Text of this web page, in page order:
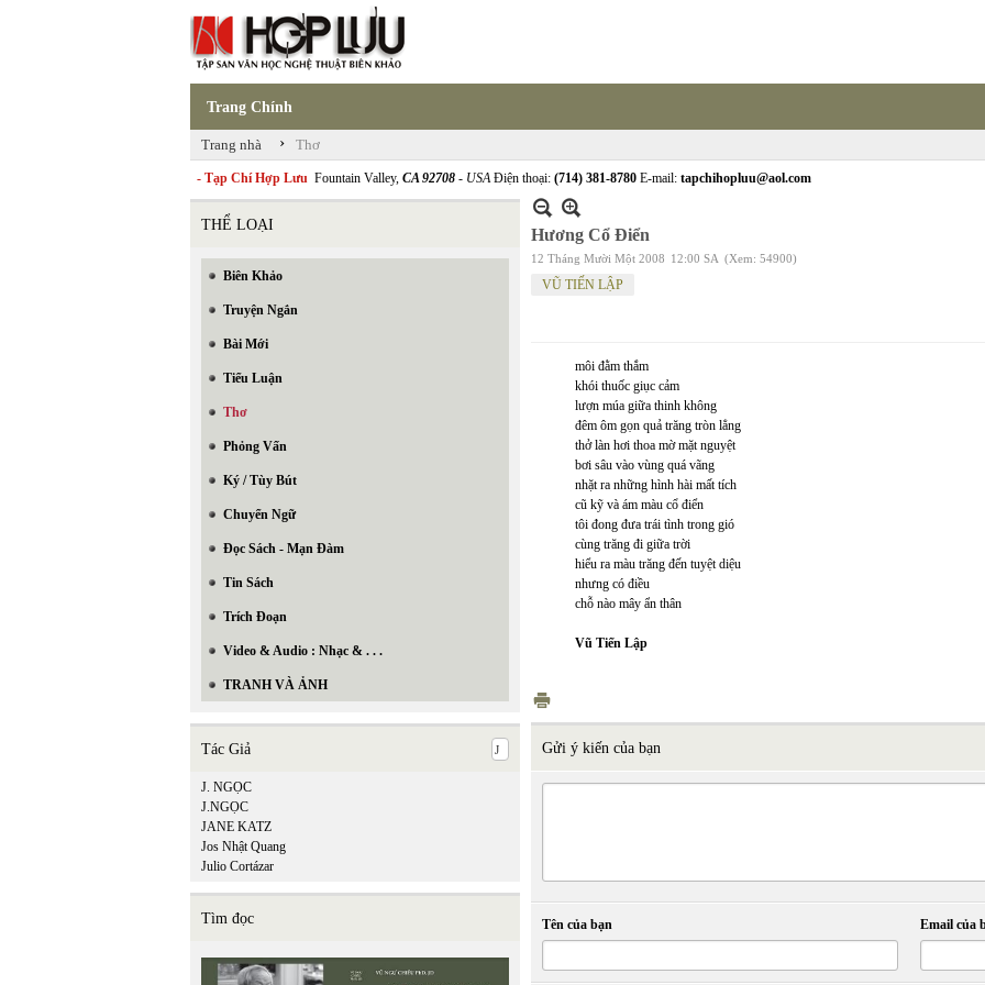
Trang Chính
Trang nhà › Thơ
- Tạp Chí Hợp Lưu Fountain Valley, CA 92708 - USAĐiện thoại: (714) 381-8780 E-mail: tapchihopluu@aol.com
THỂ LOẠI
Biên Khảo
Truyện Ngắn
Bài Mới
Tiểu Luận
Thơ
Phỏng Vấn
Ký / Tùy Bút
Chuyển Ngữ
Đọc Sách - Mạn Đàm
Tin Sách
Trích Đoạn
Video & Audio : Nhạc & . . .
TRANH VÀ ẢNH
Tác Giả
J. NGỌC
J.NGỌC
JANE KATZ
Jos Nhật Quang
Julio Cortázar
Tìm đọc
Hương Cổ Điển
12 Tháng Mười Một 2008 12:00 SA (Xem: 54900)
VŨ TIẾN LẬP
môi đằm thắm
khói thuốc giục cảm
lượn múa giữa thinh không
đêm ôm gọn quả trăng tròn lẳng
thở làn hơi thoa mờ mặt nguyệt
bơi sâu vào vùng quá vãng
nhặt ra những hình hài mất tích
cũ kỹ và ám màu cổ điển
tôi đong đưa trái tình trong gió
cùng trăng đi giữa trời
hiểu ra màu trăng đến tuyệt diệu
nhưng có điều
chỗ nào mây ẩn thân
Vũ Tiến Lập
Gửi ý kiến của bạn
Tên của bạn Email của